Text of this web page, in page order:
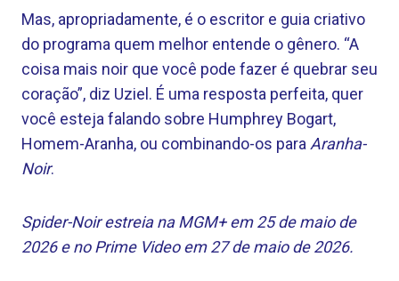
Mas, apropriadamente, é o escritor e guia criativo
do programa quem melhor entende o gênero. “A
coisa mais noir que você pode fazer é quebrar seu
coração”, diz Uziel. É uma resposta perfeita, quer
você esteja falando sobre Humphrey Bogart,
Homem-Aranha, ou combinando-os para Aranha-
Noir.
Spider-Noir estreia na MGM+ em 25 de maio de
2026 e no Prime Video em 27 de maio de 2026.